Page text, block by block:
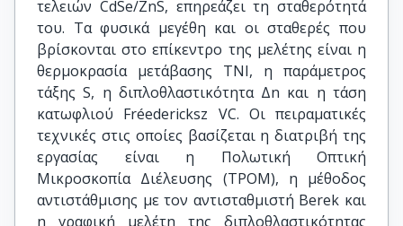
τελειών CdSe/ZnS, επηρεάζει τη σταθερότητά
του. Τα φυσικά μεγέθη και οι σταθερές που
βρίσκονται στο επίκεντρο της μελέτης είναι η
θερμοκρασία μετάβασης TNI, η παράμετρος
τάξης S, η διπλοθλαστικότητα Δn και η τάση
κατωφλιού Fréedericksz VC. Οι πειραματικές
τεχνικές στις οποίες βασίζεται η διατριβή της
εργασίας είναι η Πολωτική Οπτική
Μικροσκοπία Διέλευσης (TPOM), η μέθοδος
αντιστάθμισης με τον αντισταθμιστή Berek και
η γραφική μελέτη της διπλοθλαστικότητας